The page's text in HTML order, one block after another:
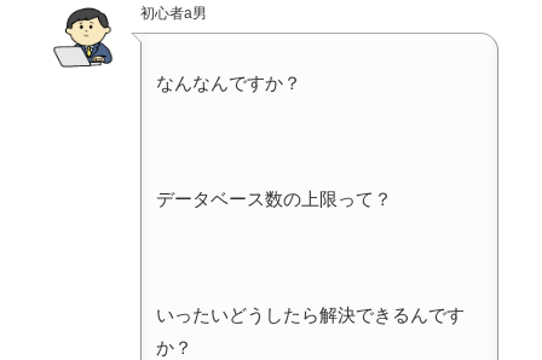
初心者a男
なんなんですか？
データベース数の上限って？
いったいどうしたら解決できるんです
か？